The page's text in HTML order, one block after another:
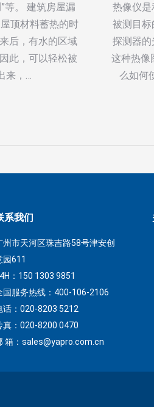
等。 建筑房屋漏
顶材料蓄热的时
后，有水的区域
此，可以轻松被
，…
热像仪
被测目
探测器的
这种热像
么如何
系我们
州市天河区珠吉路58号津安创
园611
：150 1303 9851
国服务热线：400-106-2106
话：020-8203 5212
真：020-8200 0470
箱：sales@yapro.com.cn